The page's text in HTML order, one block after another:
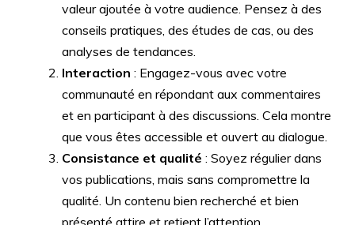
valeur ajoutée à votre audience. Pensez à des
conseils pratiques, des études de cas, ou des
analyses de tendances.
Interaction : Engagez-vous avec votre
communauté en répondant aux commentaires
et en participant à des discussions. Cela montre
que vous êtes accessible et ouvert au dialogue.
Consistance et qualité : Soyez régulier dans
vos publications, mais sans compromettre la
qualité. Un contenu bien recherché et bien
présenté attire et retient l’attention.